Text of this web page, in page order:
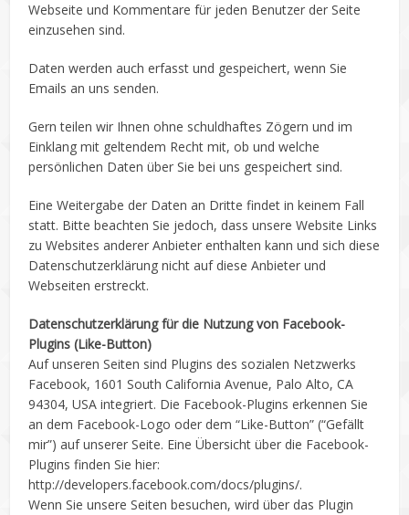
Webseite und Kommentare für jeden Benutzer der Seite
einzusehen sind.
Daten werden auch erfasst und gespeichert, wenn Sie
Emails an uns senden.
Gern teilen wir Ihnen ohne schuldhaftes Zögern und im
Einklang mit geltendem Recht mit, ob und welche
persönlichen Daten über Sie bei uns gespeichert sind.
Eine Weitergabe der Daten an Dritte findet in keinem Fall
statt. Bitte beachten Sie jedoch, dass unsere Website Links
zu Websites anderer Anbieter enthalten kann und sich diese
Datenschutzerklärung nicht auf diese Anbieter und
Webseiten erstreckt.
Datenschutzerklärung für die Nutzung von Facebook-
Plugins (Like-Button)
Auf unseren Seiten sind Plugins des sozialen Netzwerks
Facebook, 1601 South California Avenue, Palo Alto, CA
94304, USA integriert. Die Facebook-Plugins erkennen Sie
an dem Facebook-Logo oder dem “Like-Button” (“Gefällt
mir”) auf unserer Seite. Eine Übersicht über die Facebook-
Plugins finden Sie hier:
http://developers.facebook.com/docs/plugins/.
Wenn Sie unsere Seiten besuchen, wird über das Plugin